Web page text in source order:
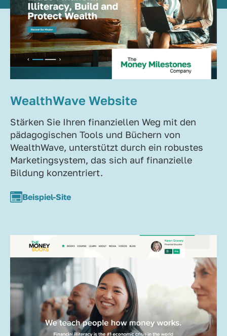
WealthWave Website
Stärken Sie Ihren finanziellen Weg mit den
pädagogischen Tools und Büchern von
WealthWave, unterstützt durch ein robustes
Marketingsystem, das sich auf finanzielle
Bildung konzentriert.
Beispiel-Site